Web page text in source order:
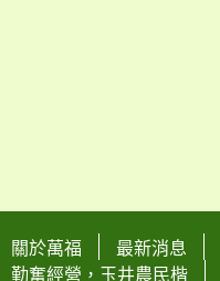
關於萬福 最新消息
勤奮經營，玉井農民楷